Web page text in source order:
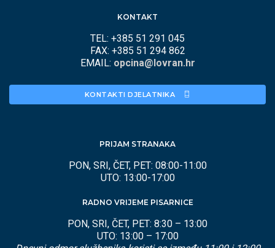
KONTAKT
TEL: +385 51 291 045
FAX: +385 51 294 862
EMAIL: opcina@lovran.hr
KONTAKTI DJELATNIKA
PRIJAM STRANAKA
PON, SRI, ČET, PET: 08:00-11:00
UTO: 13:00-17:00
RADNO VRIJEME PISARNICE
PON, SRI, ČET, PET: 8:30 – 13:00
UTO: 13:00 – 17:00